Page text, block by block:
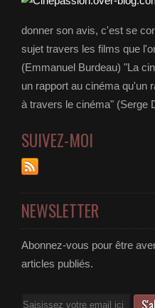
donner son avis, c'est se
sujet travers les films que
(Emmanuel Burdeau) "La
un rapport au cinéma qu'un
à travers le cinéma" (Serge
SUIVEZ-MOI
NEWSLETTER
Abonnez-vous pour être
articles publiés.
Email